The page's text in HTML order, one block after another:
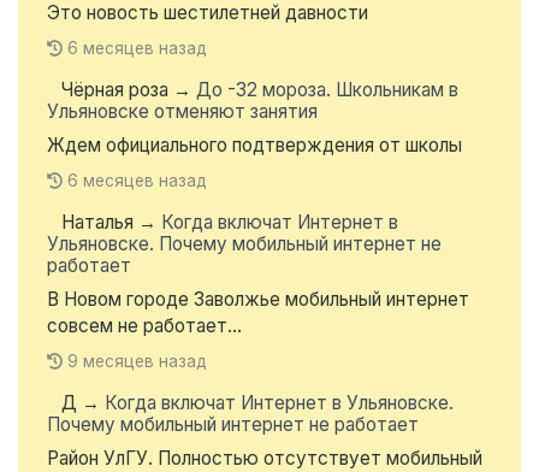
Это новость шестилетней давности
6 месяцев назад
Чёрная роза → До -32 мороза. Школьникам в
Ульяновске отменяют занятия
Ждем официального подтверждения от школы
6 месяцев назад
Наталья → Когда включат Интернет в
Ульяновске. Почему мобильный интернет не
работает
В Новом городе Заволжье мобильный интернет
совсем не работает...
9 месяцев назад
Д → Когда включат Интернет в Ульяновске.
Почему мобильный интернет не работает
Район УлГУ. Полностью отсутствует мобильный